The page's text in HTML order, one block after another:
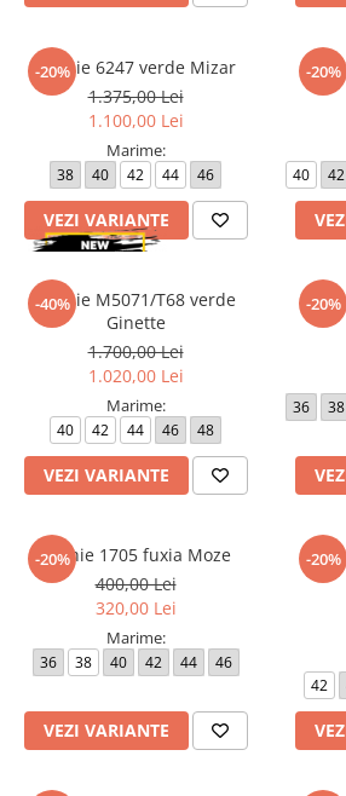
-20%
Rochie 6247 verde Mizar
1.375,00 Lei
1.100,00 Lei
Marime:
38 40 42 44 46
VEZI VARIANTE
-20%
40 42
-40%
Rochie M5071/T68 verde
Ginette
1.700,00 Lei
1.020,00 Lei
Marime:
40 42 44 46 48
VEZI VARIANTE
-20%
36 38
-20%
Rochie 1705 fuxia Moze
400,00 Lei
320,00 Lei
Marime:
36 38 40 42 44 46
VEZI VARIANTE
-20%
42